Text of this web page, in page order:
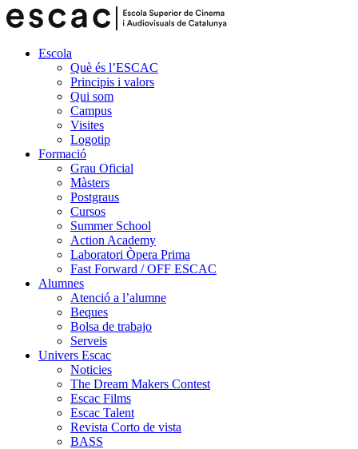
Escola
Què és l’ESCAC
Principis i valors
Qui som
Campus
Visites
Logotip
Formació
Grau Oficial
Màsters
Postgraus
Cursos
Summer School
Action Academy
Laboratori Òpera Prima
Fast Forward / OFF ESCAC
Alumnes
Atenció a l’alumne
Beques
Bolsa de trabajo
Serveis
Univers Escac
Noticies
The Dream Makers Contest
Escac Films
Escac Talent
Revista Corto de vista
BASS